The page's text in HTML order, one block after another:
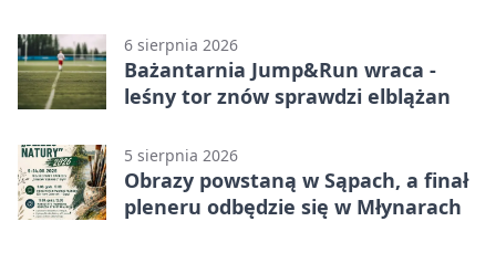
6 sierpnia 2026
Bażantarnia Jump&Run wraca -
leśny tor znów sprawdzi elblążan
5 sierpnia 2026
Obrazy powstaną w Sąpach, a finał
pleneru odbędzie się w Młynarach